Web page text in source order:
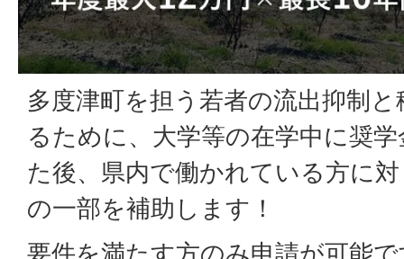
多度津町を担う若者の流出抑制
るために、大学等の在学中に奨
た後、県内で働かれている方に
の一部を補助します！
要件を満たす方のみ申請が可能